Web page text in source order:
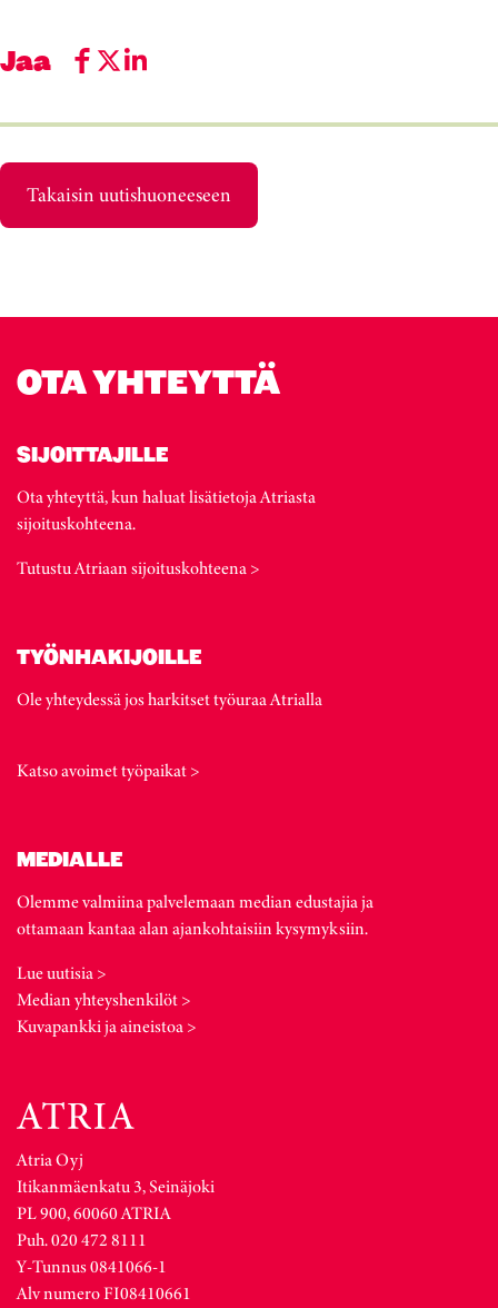
Jaa
Takaisin uutishuoneeseen
OTA YHTEYTTÄ
SIJOITTAJILLE
Ota yhteyttä, kun haluat lisätietoja Atriasta
sijoituskohteena.
Tutustu Atriaan sijoituskohteena >
TYÖNHAKIJOILLE
Ole yhteydessä jos harkitset työuraa Atrialla
Katso avoimet työpaikat >
MEDIALLE
Olemme valmiina palvelemaan median edustajia ja
ottamaan kantaa alan ajankohtaisiin kysymyksiin.
Lue uutisia >
Median yhteyshenkilöt >
Kuvapankki ja aineistoa >
Atria Oyj
Itikanmäenkatu 3, Seinäjoki
PL 900, 60060 ATRIA
Puh. 020 472 8111
Y-Tunnus 0841066-1
Alv numero FI08410661